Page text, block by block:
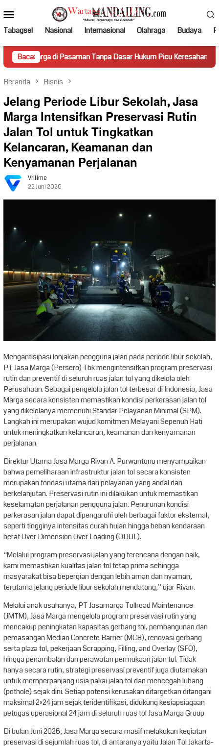
ke
kontenMobile
Tabagsel Nasional Internasional Olahraga Budaya
Baca:
Pasaman Tanpa Dasar Hukum Picu Keresahan Truk
Beranda Bisnis
Jelang Periode Libur Sekolah, Jasa
Marga Intensifkan Preservasi Rutin
Jalan Tol untuk Tingkatkan
Kelancaran, Keamanan dan
Kenyamanan Perjalanan
Vritime
22 Juni 2026
Mengantisipasi lonjakan pengguna jalan pada periode libur sekolah,
PT Jasa Marga (Persero) Tbk mengintensifkan program preservasi
rutin dan preventif di seluruh ruas jalan tol yang dikelola oleh
Perusahaan. Sebagai pengelola jalan tol terbesar di Indonesia, Jasa
Marga secara konsisten memastikan kondisi perkerasan jalan tol
yang dikelolanya memenuhi Standar Pelayanan Minimal (SPM).
Langkah ini merupakan wujud komitmen Melayani Sepenuh Hati
untuk meningkatkan kelancaran, keamanan dan kenyamanan
perjalanan.
Direktur Utama Jasa Marga Rivan A. Purwantono menyampaikan
bahwa pemeliharaan infrastruktur jalan tol secara konsisten
merupakan fondasi utama dari pelayanan yang andal dan
berkelanjutan. Preservasi rutin ini dilakukan untuk memastikan
keselamatan perjalanan pengguna jalan. Penurunan kondisi
perkerasan jalan dapat dipengaruhi oleh berbagai faktor eksternal,
seperti tingginya intensitas curah hujan hingga beban kendaraan
berat Over Dimension Over Loading (ODOL).
“Melalui program preservasi jalan yang terencana dengan baik,
kami memastikan kualitas jalan tol tetap prima sehingga
masyarakat bisa bepergian dengan lebih aman dan nyaman,
terutama jelang periode libur sekolah mendatang,” ujar Rivan.
Melalui anak usahanya, PT Jasamarga Tollroad Maintenance
(JMTM), Jasa Marga mengelola program preservasi rutin yang
mencakup peningkatan kapasitas gerbang tol, pembangunan dan
pemasangan Median Concrete Barrier (MCB), renovasi gerbang
serta plaza tol, pekerjaan Scrapping, Filling, and Overlay (SFO),
hingga penambalan dan perawatan permukaan jalan tol. Tidak
hanya secara rutin, strategi preservasi preventif juga diutamakan
untuk memperpanjang usia pakai jalan tol dan mencegah lubang
(pothole) sejak dini. Setiap potensi kerusakan ditargetkan ditangani
maksimal 2×24 jam sejak teridentifikasi, didukung kesiapsiagaan
petugas operasional 24 jam di seluruh ruas tol Jasa Marga Group.
Di bulan Juni 2026, Jasa Marga secara masif melakukan kegiatan
preservasi di sejumlah ruas tol, di antaranya yaitu Jalan Tol Jakarta-